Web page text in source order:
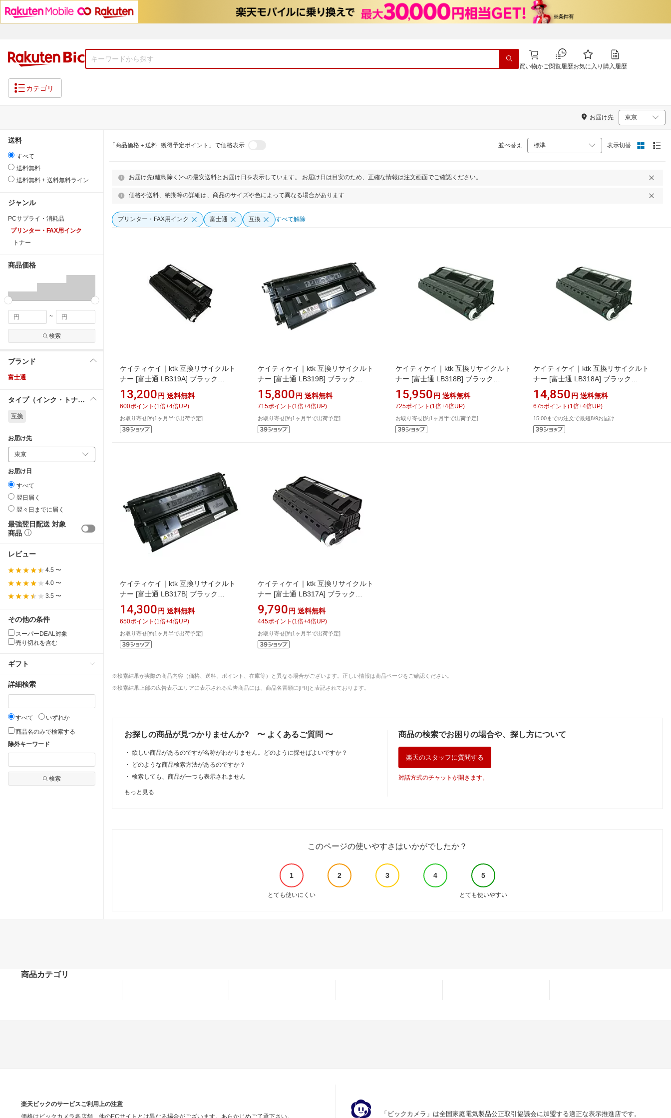
買い物かご閲覧履歴お気に入り 購入履歴
カテゴリ
お届け先
送料
すべて
送料無料
送料無料 + 送料無料ライン
ジャンル
PCサプライ・消耗品
プリンター・FAX用インク
トナー
商品価格
~
検索
ブランド
富士通
タイプ（インク・トナー）
互換
お届け先
お届け日
すべて
翌日届く
翌々日までに届く
最強翌日配送 対象
商品
レビュー
4.5 〜
4.0 〜
3.5 〜
その他の条件
スーパーDEAL対象
売り切れを含む
ギフト
詳細検索
すべて
いずれか
商品名のみで検索する
除外キーワード
検索
「商品価格＋送料−獲得予定ポイント」で価格表示 並べ替え 表示切替
お届け先(離島除く)への最安送料とお届け日を表示しています。 お届け日は目安のため、正確な情報は注文画面でご確認ください。
価格や送料、納期等の詳細は、商品のサイズや色によって異なる場合があります
プリンター・FAX用インク 富士通 互換 すべて解除
ケイティケイ｜ktk 互換リサイクルト
ナー [富士通 LB319A] ブラック
DVIA884
13,200 円 送料無料
600ポイント (1 倍+4倍UP)
お取り寄せ[約1ヶ月半で出荷予定]
ケイティケイ｜ktk 互換リサイクルト
ナー [富士通 LB319B] ブラック
DVIA885
15,800 円 送料無料
715ポイント (1 倍+4倍UP)
お取り寄せ[約1ヶ月半で出荷予定]
ケイティケイ｜ktk 互換リサイクルト
ナー [富士通 LB318B] ブラック
DVIA807
15,950 円 送料無料
725ポイント (1 倍+4倍UP)
お取り寄せ[約1ヶ月半で出荷予定]
ケイティケイ｜ktk 互換リサイクルト
ナー [富士通 LB318A] ブラック
DVIA806
14,850 円 送料無料
675ポイント (1 倍+4倍UP)
15:00までの注文で最短8/9お届け
ケイティケイ｜ktk 互換リサイクルト
ナー [富士通 LB317B] ブラック
DVIA716
14,300 円 送料無料
650ポイント (1 倍+4倍UP)
お取り寄せ[約1ヶ月半で出荷予定]
ケイティケイ｜ktk 互換リサイクルト
ナー [富士通 LB317A] ブラック
DVIA715
9,790 円 送料無料
445ポイント (1 倍+4倍UP)
お取り寄せ[約1ヶ月半で出荷予定]
※検索結果が実際の商品内容（価格、送料、ポイント、在庫等）と異なる場合がございます。正しい情報は商品ページをご確認ください。
※検索結果上部の広告表示エリアに表示される広告商品には、商品名冒頭に[PR]と表記されております。
お探しの商品が見つかりませんか? 〜 よくあるご質問 〜
・ 欲しい商品があるのですが名称がわかりません。どのように探せばよいですか？
・
どのような商品検索方法があるのですか？
・ 検索しても、商品が一つも表示されません
もっと見る
商品の検索でお困りの場合や、探し方について
楽天のスタッフに質問する
対話方式のチャットが開きます。
このページの使いやすさはいかがでしたか？
1 2 3 4 5
とても使いにくい とても使いやすい
商品カテゴリ
楽天ビックのサービスご利用上の注意
価格はビックカメラ各店舗、他のECサイトとは異なる場合がございます。あらかじめご了承下さい。
「ビックカメラ」は全国家庭電気製品公正取引協議会に加盟する適正な表示推進店です。